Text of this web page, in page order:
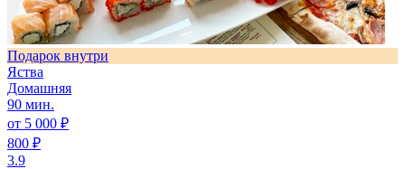
Подарок внутри
Яства
Домашняя
90 мин.
от 5 000 ₽
800 ₽
3.9